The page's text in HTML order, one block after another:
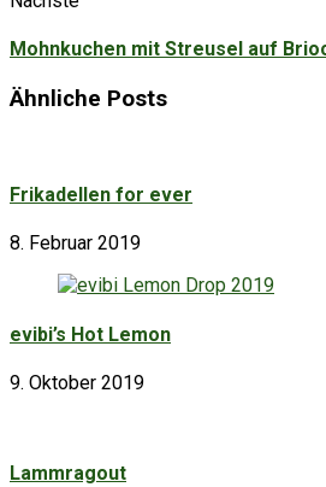
Mohnkuchen mit Streusel auf
Ähnliche Posts
Frikadellen for ever
8. Februar 2019
evibi’s Hot Lemon
9. Oktober 2019
Lammragout